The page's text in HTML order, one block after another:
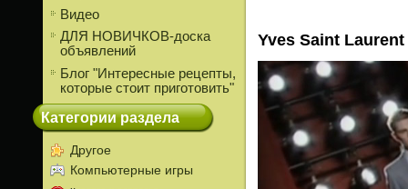
Видео
ДЛЯ НОВИЧКОВ-доска
объявлений
Блог "Интересные рецепты,
которые стоит приготовить"
Категории раздела
Другое
Компьютерные игры
Yves Saint Laurent